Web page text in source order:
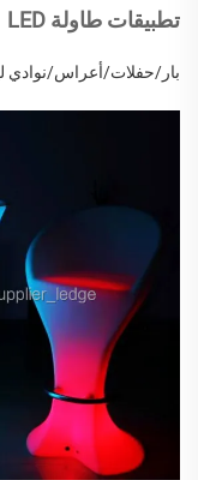
تطبيقات طاولة LED
بار/حفلات/أعراس/